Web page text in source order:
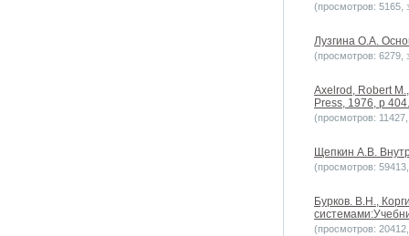
(просмотров: 5165,
Лузгина О.А.
(просмотров: 6279,
Axelrod, Robert
Press, 1976, p 404.
(просмотров:
Щепкин А.В.
(просмотров:
Бурков. В.Н.,
(просмотров: